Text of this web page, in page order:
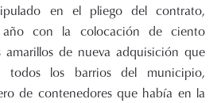
en el pliego del contrato,
año con la colocación de ciento
amarillos de nueva adquisición que
todos los barrios del municipio,
de contenedores que había en la